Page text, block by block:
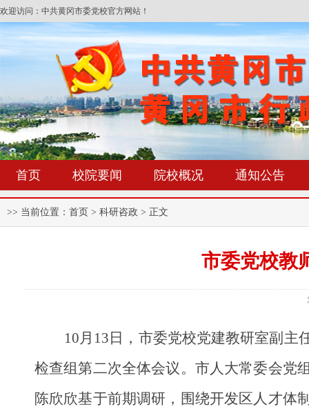
欢迎访问：中共黄冈市委党校官方网站！
首页 校院要闻 院校概况 通知公告
>> 当前位置： 首页 > 科研咨政 > 正文
市委党校教
10月13日，市委党校党建教研室副
检查组第二次全体会议。市人大常委会党
陈欣欣基于前期调研，围绕开发区人才体